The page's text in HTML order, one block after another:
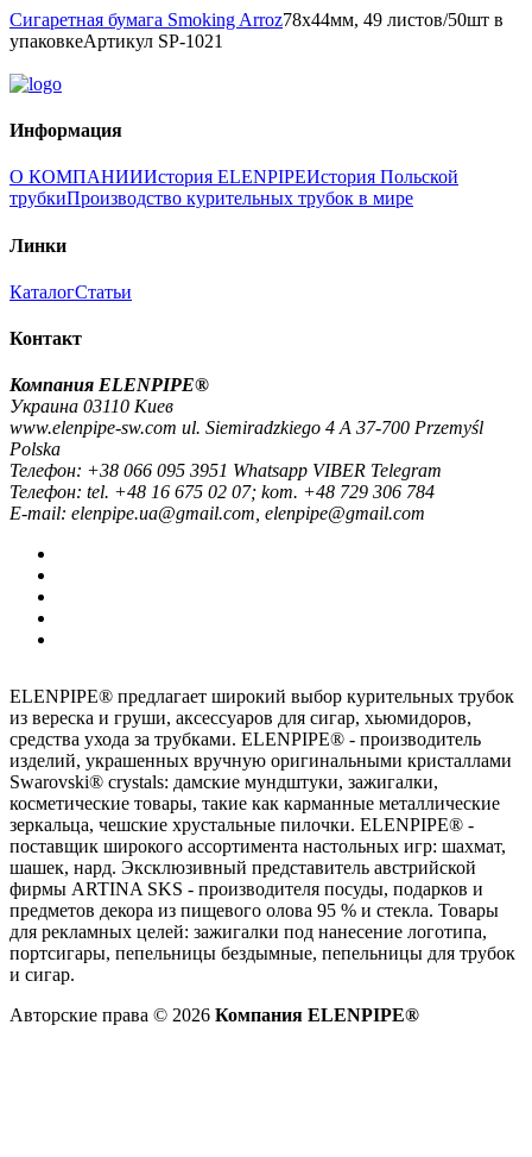
Сигаретная бумага Smoking Arroz78x44мм, 49 листов/50шт в
упаковкеАртикул SP-1021
Информация
О КОМПАНИИИстория ELENPIPEИстория Польской
трубкиПроизводство курительных трубок в мире
Линки
КаталогСтатьи
Контакт
Компания ELENPIPE®
Украина 03110 Киев
www.elenpipe-sw.com ul. Siemiradzkiego 4 A 37-700 Przemyśl
Polska
Телефон: +38 066 095 3951 Whatsapp VIBER Telegram
Телефон: tel. +48 16 675 02 07; kom. +48 729 306 784
E-mail: elenpipe.ua@gmail.com, elenpipe@gmail.com
ELENPIPE® предлагает широкий выбор курительных трубок
из вереска и груши, аксессуаров для сигар, хьюмидоров,
средства ухода за трубками. ELENPIPE® - производитель
изделий, украшенных вручную оригинальными кристаллами
Swarovski® crystals: дамские мундштуки, зажигалки,
косметические товары, такие как карманные металлические
зеркальца, чешские хрустальные пилочки. ELENPIPE® -
поставщик широкого ассортимента настольных игр: шахмат,
шашек, нард. Эксклюзивный представитель австрийской
фирмы ARTINA SKS - производителя посуды, подарков и
предметов декора из пищевого олова 95 % и стекла. Товары
для рекламных целей: зажигалки под нанесение логотипа,
портсигары, пепельницы бездымные, пепельницы для трубок
и сигар.
Авторские права © 2026 Компания ELENPIPE®